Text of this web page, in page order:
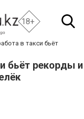
18+
в такси бьёт
бьёт рекорды и